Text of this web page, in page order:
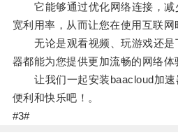
它能够通过优化网络连接，减
宽利用率，从而让您在使用互联网
无论是观看视频、玩游戏还是
器都能为您提供更加流畅的网络体
让我们一起安装baacloud加速
便利和快乐吧！。
#3#